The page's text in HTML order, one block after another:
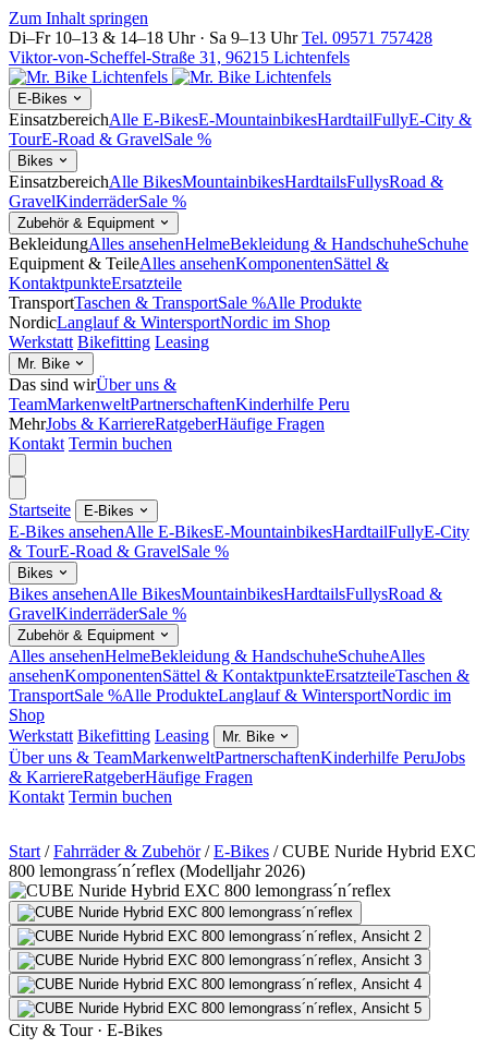
Zum Inhalt springen
Di–Fr 10–13 & 14–18 Uhr · Sa 9–13 Uhr Tel. 09571 757428
Viktor-von-Scheffel-Straße 31, 96215 Lichtenfels
E-Bikes
EinsatzbereichAlle E-BikesE-MountainbikesHardtailFullyE-City &
TourE-Road & GravelSale %
Bikes
EinsatzbereichAlle BikesMountainbikesHardtailsFullysRoad &
GravelKinderräderSale %
Zubehör & Equipment
BekleidungAlles ansehenHelmeBekleidung & HandschuheSchuhe
Equipment & TeileAlles ansehenKomponentenSättel &
KontaktpunkteErsatzteile
TransportTaschen & TransportSale %Alle Produkte
NordicLanglauf & WintersportNordic im Shop
Werkstatt Bikefitting Leasing
Mr. Bike
Das sind wirÜber uns &
TeamMarkenweltPartnerschaftenKinderhilfe Peru
MehrJobs & KarriereRatgeberHäufige Fragen
Kontakt Termin buchen
Startseite E-Bikes
E-Bikes ansehenAlle E-BikesE-MountainbikesHardtailFullyE-City
& TourE-Road & GravelSale %
Bikes
Bikes ansehenAlle BikesMountainbikesHardtailsFullysRoad &
GravelKinderräderSale %
Zubehör & Equipment
Alles ansehenHelmeBekleidung & HandschuheSchuheAlles
ansehenKomponentenSättel & KontaktpunkteErsatzteileTaschen &
TransportSale %Alle ProdukteLanglauf & WintersportNordic im
Shop
Werkstatt Bikefitting Leasing Mr. Bike
Über uns & TeamMarkenweltPartnerschaftenKinderhilfe PeruJobs
& KarriereRatgeberHäufige Fragen
Kontakt Termin buchen
Start / Fahrräder & Zubehör / E-Bikes /CUBE Nuride Hybrid EXC
800 lemongrass´n´reflex (Modelljahr 2026)
City & Tour · E-Bikes